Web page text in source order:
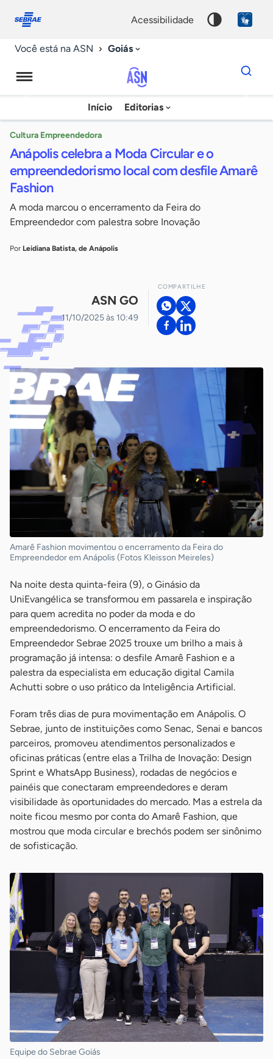
conosco
acessibilidade
Você está na ASN Goiás
Agência
Sebrae
Notícias
Início Editorias
Dados
para
chave
Cultura Empreendedora
Anápolis celebra a Moda Circular e o
empreendedorismo local com desfile Amarê
Fashion
A moda marcou o encerramento da Feira do
Empreendedor com palestra sobre Inovação
Por Leidiana Batista, de Anápolis
ASN GO
11/10/2025 às 10:49
COMPARTILHE
Amarê Fashion movimentou o encerramento da Feira do
Empreendedor em Anápolis (Fotos Kleisson Meireles)
Na noite desta quinta-feira (9), o Ginásio da
UniEvangélica se transformou em passarela e inspiração
para quem acredita no poder da moda e do
empreendedorismo. O encerramento da Feira do
Empreendedor Sebrae 2025 trouxe um brilho a mais à
programação já intensa: o desfile Amarê Fashion e a
palestra da especialista em educação digital Camila
Achutti sobre o uso prático da Inteligência Artificial.
Foram três dias de pura movimentação em Anápolis. O
Sebrae, junto de instituições como Senac, Senai e bancos
parceiros, promoveu atendimentos personalizados e
oficinas práticas (entre elas a Trilha de Inovação: Design
Sprint e WhatsApp Business), rodadas de negócios e
painéis que conectaram empreendedores e deram
visibilidade às oportunidades do mercado. Mas a estrela da
noite ficou mesmo por conta do Amarê Fashion, que
mostrou que moda circular e brechós podem ser sinônimo
de sofisticação.
Equipe do Sebrae Goiás